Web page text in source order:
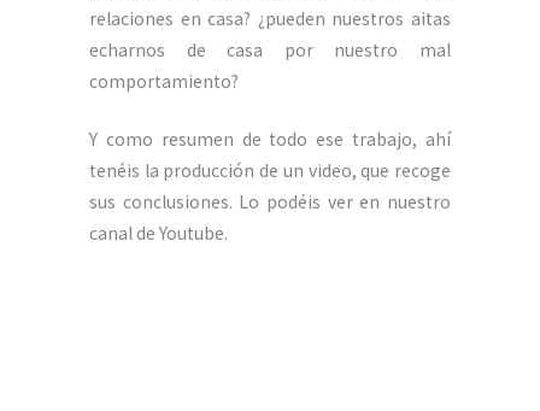
relaciones en casa? ¿pueden nuestros aitas
echarnos de casa por nuestro mal
comportamiento?
Y como resumen de todo ese trabajo, ahí
tenéis la producción de un video, que recoge
sus conclusiones. Lo podéis ver en nuestro
canal de Youtube.